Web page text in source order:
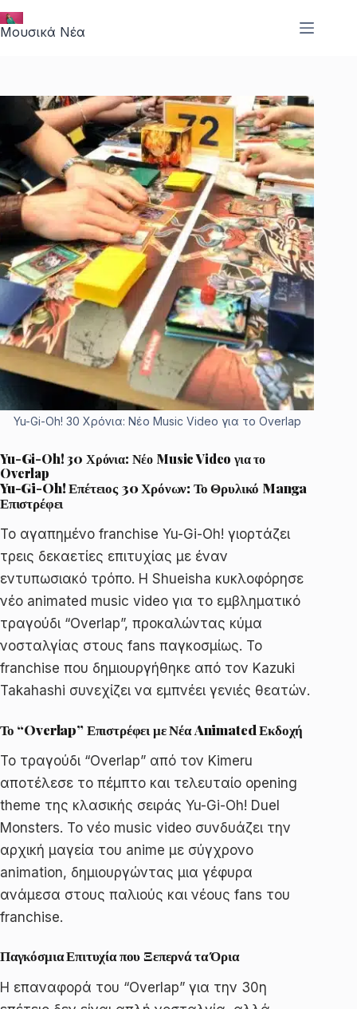
στο
περιεχόμενο
Μουσικά Νέα
Yu-Gi-Oh! 30 Χρόνια: Νέο Music Video για το Overlap
Yu-Gi-Oh! 30 Χρόνια: Νέο Music Video για το
Overlap
Yu-Gi-Oh! Επέτειος 30 Χρόνων: Το Θρυλικό Manga
Επιστρέφει
Το αγαπημένο franchise Yu-Gi-Oh! γιορτάζει
τρεις δεκαετίες επιτυχίας με έναν
εντυπωσιακό τρόπο. Η Shueisha κυκλοφόρησε
νέο animated music video για το εμβληματικό
τραγούδι “Overlap”, προκαλώντας κύμα
νοσταλγίας στους fans παγκοσμίως. Το
franchise που δημιουργήθηκε από τον Kazuki
Takahashi συνεχίζει να εμπνέει γενιές θεατών.
Το “Overlap” Επιστρέφει με Νέα Animated Εκδοχή
Το τραγούδι “Overlap” από τον Kimeru
αποτέλεσε το πέμπτο και τελευταίο opening
theme της κλασικής σειράς Yu-Gi-Oh! Duel
Monsters. Το νέο music video συνδυάζει την
αρχική μαγεία του anime με σύγχρονο
animation, δημιουργώντας μια γέφυρα
ανάμεσα στους παλιούς και νέους fans του
franchise.
Παγκόσμια Επιτυχία που Ξεπερνά τα Όρια
Η επαναφορά του “Overlap” για την 30η